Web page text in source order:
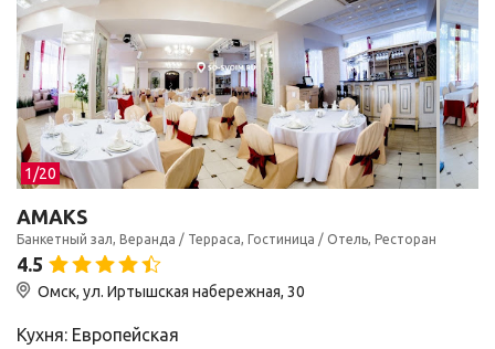
1/20
АМАКS
Банкетный зал, Веранда / Терраса, Гостиница / Отель, Ресторан
4.5
Омск, ул. Иртышская набережная, 30
Кухня: Европейская